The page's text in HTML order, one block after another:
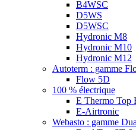
B4WSC
D5WS
D5WSC
Hydronic M8
Hydronic M10
Hydronic M12
Autoterm : gamme
Flow 5D
100 % électrique
E Thermo Top
E-Airtronic
Webasto : gamme